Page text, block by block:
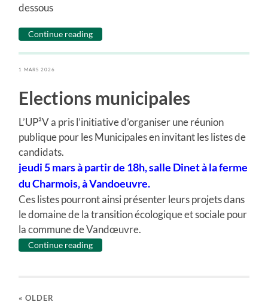
dessous
Continue reading
1 MARS 2026
Elections municipales
L’UP²V a pris l’initiative d’organiser une réunion
publique pour les Municipales en invitant les listes de
candidats.
jeudi 5 mars à partir de 18h, salle Dinet à la ferme
du Charmois, à Vandoeuvre.
Ces listes pourront ainsi présenter leurs projets dans
le domaine de la transition écologique et sociale pour
la commune de Vandœuvre.
Continue reading
« OLDER